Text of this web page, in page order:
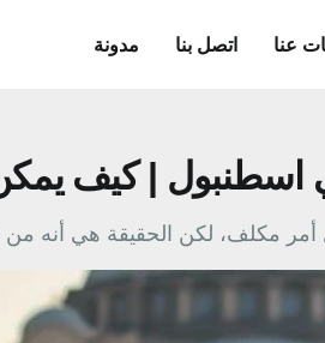
عنا اتصل بنا مدونة
اسطنبول | كيف
مكلف، لكن الحقيقة هي أنه من